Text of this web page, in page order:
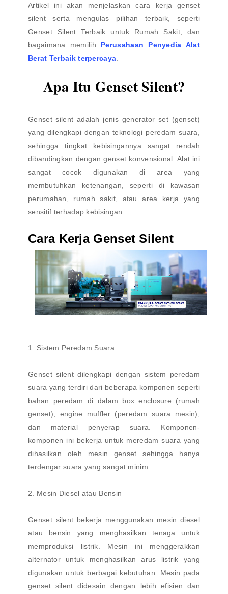
Artikel ini akan menjelaskan cara kerja genset
silent serta mengulas pilihan terbaik, seperti
Genset Silent Terbaik untuk Rumah Sakit, dan
bagaimana memilih Perusahaan Penyedia Alat
Berat Terbaik terpercaya
Apa Itu Genset Silent?
Genset silent adalah jenis generator set (genset)
yang dilengkapi dengan teknologi peredam suara,
sehingga tingkat kebisingannya sangat rendah
dibandingkan dengan genset konvensional. Alat ini
sangat cocok digunakan di area yang
membutuhkan ketenangan, seperti di kawasan
perumahan, rumah sakit, atau area kerja yang
sensitif terhadap kebisingan.
Cara Kerja Genset Silent
1. Sistem Peredam Suara
Genset silent dilengkapi dengan sistem peredam
suara yang terdiri dari beberapa komponen seperti
bahan peredam di dalam box enclosure (rumah
genset), engine muffler (peredam suara mesin),
dan material penyerap suara. Komponen-
komponen ini bekerja untuk meredam suara yang
dihasilkan oleh mesin genset sehingga hanya
terdengar suara yang sangat minim.
2. Mesin Diesel atau Bensin
Genset silent bekerja menggunakan mesin diesel
atau bensin yang menghasilkan tenaga untuk
memproduksi listrik. Mesin ini menggerakkan
alternator untuk menghasilkan arus listrik yang
digunakan untuk berbagai kebutuhan. Mesin pada
genset silent didesain dengan lebih efisien dan